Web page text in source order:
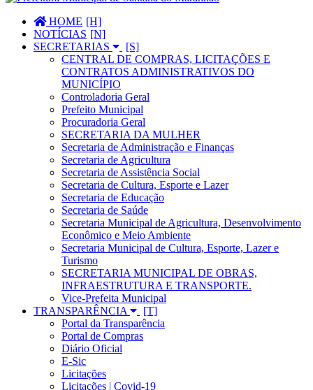
HOME
NOTÍCIAS
SECRETARIAS
CENTRAL DE COMPRAS, LICITAÇÕES E
CONTRATOS ADMINISTRATIVOS DO
MUNICÍPIO
Controladoria Geral
Prefeito Municipal
Procuradoria Geral
SECRETARIA DA MULHER
Secretaria de Administração e Finanças
Secretaria de Agricultura
Secretaria de Assistência Social
Secretaria de Cultura, Esporte e Lazer
Secretaria de Educação
Secretaria de Saúde
Secretaria Municipal de Agricultura, Desenvolvimento
Econômico e Meio Ambiente
Secretaria Municipal de Cultura, Esporte, Lazer e
Turismo
SECRETARIA MUNICIPAL DE OBRAS,
INFRAESTRUTURA E TRANSPORTE.
Vice-Prefeita Municipal
TRANSPARÊNCIA
Portal da Transparência
Portal de Compras
Diário Oficial
E-Sic
Licitações
Licitações | Covid-19